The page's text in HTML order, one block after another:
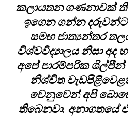
කලායතන ගණනාවක්
ඉගෙන ගන්න
සමඟ ජාත්‍යන්තර
විශ්වවිද්‍යාලය නිසා අද
අපේ පාරම්පරික ශිල්පීන්
නිශ්චිත
වෙනුවෙන් අපි
තිබෙනවා. අනාගතයේ